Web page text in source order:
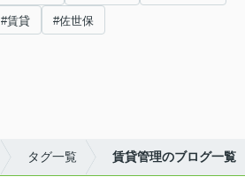
#賃貸 #佐世保
タグ一覧 賃貸管理のブログ一覧